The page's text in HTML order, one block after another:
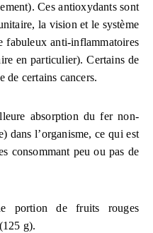
Ces antioxydants sont
la vision et le système
fabuleux anti-inflammatoires
en particulier). Certains de
de certains cancers.
absorption du fer non-
dans l’organisme, ce qui est
consommant peu ou pas de
portion de fruits rouges
g).